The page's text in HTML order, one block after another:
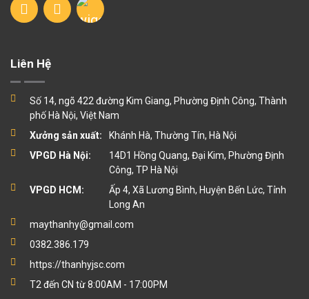
Liên Hệ
Số 14, ngõ 422 đường Kim Giang, Phường Định Công, Thành
phố Hà Nội, Việt Nam
Xưởng sản xuất:
Khánh Hà, Thường Tín, Hà Nội
VPGD Hà Nội:
14D1 Hồng Quang, Đại Kim, Phường Định
Công, TP Hà Nội
VPGD HCM:
Ấp 4, Xã Lương Bình, Huyện Bến Lức, Tỉnh
Long An
maythanhy@gmail.com
0382.386.179
https://thanhyjsc.com
T2 đến CN từ 8:00AM - 17:00PM